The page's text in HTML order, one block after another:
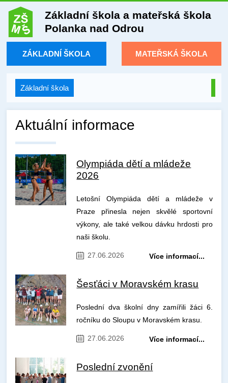
Základní škola a mateřská škola
Polanka nad Odrou
ZÁKLADNÍ ŠKOLA MATEŘSKÁ ŠKOLA
Základní škola
Aktuální informace
Olympiáda dětí a mládeže
2026
Letošní Olympiáda dětí a mládeže v
Praze přinesla nejen skvělé sportovní
výkony, ale také velkou dávku hrdosti pro
naši školu.
27.06.2026 Více informací...
Šesťáci v Moravském krasu
Poslední dva školní dny zamířili žáci 6.
ročníku do Sloupu v Moravském krasu.
27.06.2026 Více informací...
Poslední zvonění